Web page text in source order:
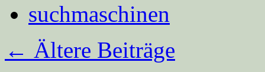
suchmaschinen
← Ältere Beiträge